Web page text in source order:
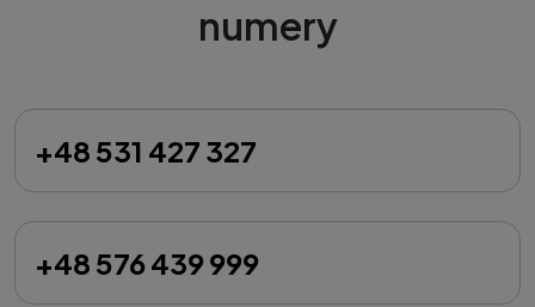
numery
+48 531 427 327
+48 576 439 999